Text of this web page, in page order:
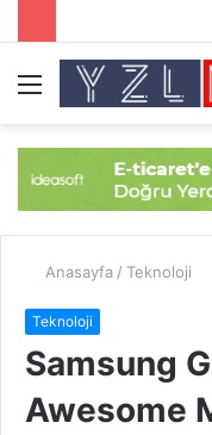
Menü
Anasayfa / Teknoloji
Teknoloji
Samsung
Awesome